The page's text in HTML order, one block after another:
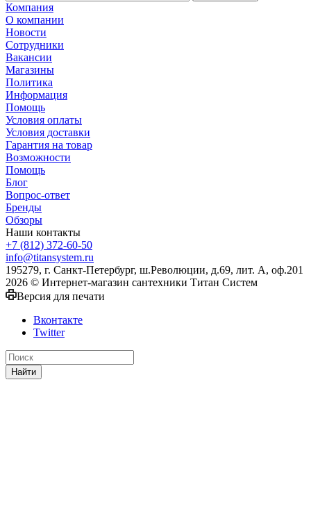
Компания
О компании
Новости
Сотрудники
Вакансии
Магазины
Политика
Информация
Помощь
Условия оплаты
Условия доставки
Гарантия на товар
Возможности
Помощь
Блог
Вопрос-ответ
Бренды
Обзоры
Наши контакты
+7 (812) 372-60-50
info@titansystem.ru
195279, г. Санкт-Петербург, ш.Революции, д.69, лит. А, оф.201
2026 © Интернет-магазин сантехники Титан Систем
Версия для печати
Вконтакте
Twitter
Найти